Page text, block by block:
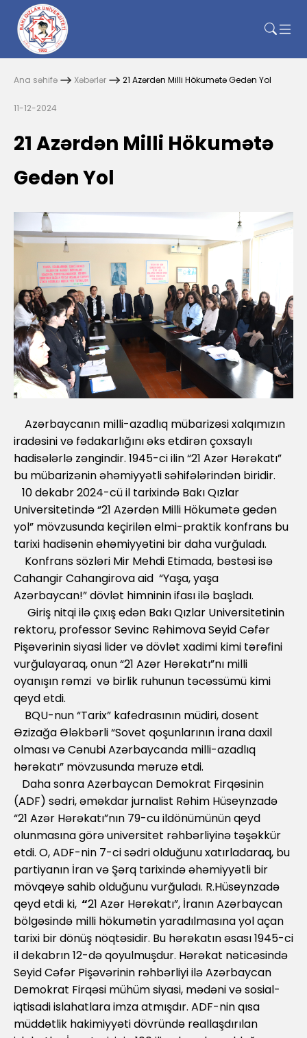
Ana səhifə Xəbərlər 21 Azərdən Milli Hökumətə Gedən Yol
11-12-2024
21 Azərdən Milli Hökumətə
Gedən Yol
Azərbaycanın milli-azadlıq mübarizəsi xalqımızın
iradəsini və fədakarlığını əks etdirən çoxsaylı
hadisələrlə zəngindir. 1945-ci ilin “21 Azər Hərəkatı”
bu mübarizənin əhəmiyyətli səhifələrindən biridir.
10 dekabr 2024-cü il tarixində Bakı Qızlar
Universitetində “21 Azərdən Milli Hökumətə gedən
yol” mövzusunda keçirilən elmi-praktik konfrans bu
tarixi hadisənin əhəmiyyətini bir daha vurğuladı.
Konfrans sözləri Mir Mehdi Etimada, bəstəsi isə
Cahangir Cahangirova aid “Yaşa, yaşa
Azərbaycan!” dövlət himninin ifası ilə başladı.
Giriş nitqi ilə çıxış edən Bakı Qızlar Universitetinin
rektoru, professor Sevinc Rəhimova Seyid Cəfər
Pişəvərinin siyasi lider və dövlət xadimi kimi tərəfini
vurğulayaraq, onun “21 Azər Hərəkatı”nı milli
oyanışın rəmzi və birlik ruhunun təcəssümü kimi
qeyd etdi.
BQU-nun “Tarix” kafedrasının müdiri, dosent
Əzizağa Ələkbərli “Sovet qoşunlarının İrana daxil
olması və Cənubi Azərbaycanda milli-azadlıq
hərəkatı” mövzusunda məruzə etdi.
Daha sonra Azərbaycan Demokrat Firqəsinin
(ADF) sədri, əməkdar jurnalist Rəhim Hüseynzadə
“21 Azər Hərəkatı”nın 79-cu ildönümünün qeyd
olunmasına görə universitet rəhbərliyinə təşəkkür
etdi. O, ADF-nin 7-ci sədri olduğunu xatırladaraq, bu
partiyanın İran və Şərq tarixində əhəmiyyətli bir
mövqeyə sahib olduğunu vurğuladı. R.Hüseynzadə
qeyd etdi ki, “21 Azər Hərəkatı”, İranın Azərbaycan
bölgəsində milli hökumətin yaradılmasına yol açan
tarixi bir dönüş nöqtəsidir. Bu hərəkatın əsası 1945-ci
il dekabrın 12-də qoyulmuşdur. Hərəkat nəticəsində
Seyid Cəfər Pişəvərinin rəhbərliyi ilə Azərbaycan
Demokrat Firqəsi mühüm siyasi, mədəni və sosial-
iqtisadi islahatlara imza atmışdır. ADF-nin qısa
müddətlik hakimiyyəti dövründə reallaşdırılan